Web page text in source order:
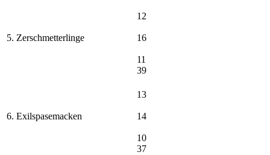
5. Zerschmetterlinge
12
16
11
39
6. Exilspasemacken
13
14
10
37